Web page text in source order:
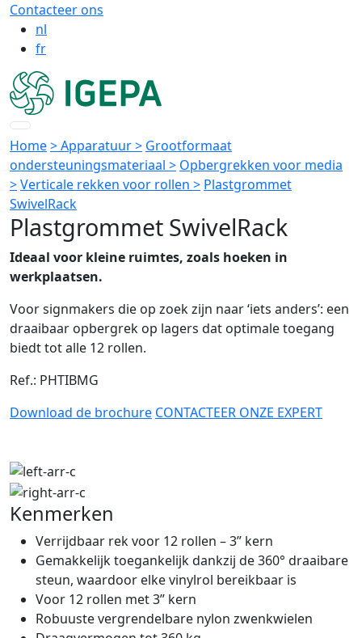
Contacteer ons
nl
fr
Home> Apparatuur > Grootformaat
ondersteuningsmateriaal > Opbergrekken voor media
>Verticale rekken voor rollen > Plastgrommet
SwivelRack
Plastgrommet SwivelRack
Ideaal voor kleine ruimtes, zoals hoeken in
werkplaatsen.
Voor signmakers die op zoek zijn naar ‘iets anders’: een
draaibaar opbergrek op lagers dat optimale toegang
biedt tot alle 12 rollen.
Ref.: PHTIBMG
Download de brochure CONTACTEER ONZE EXPERT
Kenmerken
Verrijdbaar rek voor 12 rollen – 3” kern
Gemakkelijk toegankelijk dankzij de 360° draaibare
steun, waardoor elke vinylrol bereikbaar is
Voor 12 rollen met 3” kern
Robuuste vergrendelbare nylon zwenkwielen